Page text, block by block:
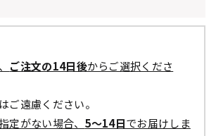
ご注文の14日後からご選択くださ
ご遠慮ください。
定がない場合、 5～14日でお届けしま